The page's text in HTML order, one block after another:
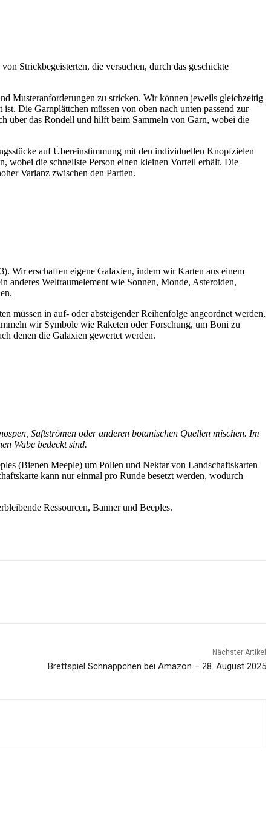
Strickbegeisterten, die versuchen, durch das geschickte
Musteranforderungen zu stricken. Wir können jeweils gleichzeitig
Die Garnplättchen müssen von oben nach unten passend zur
über das Rondell und hilft beim Sammeln von Garn, wobei die
auf Übereinstimmung mit den individuellen Knopfzielen
die schnellste Person einen kleinen Vorteil erhält. Die
Varianz zwischen den Partien.
Wir erschaffen eigene Galaxien, indem wir Karten aus einem
anderes Weltraumelement wie Sonnen, Monde, Asteroiden,
müssen in auf- oder absteigender Reihenfolge angeordnet werden,
wir Symbole wie Raketen oder Forschung, um Boni zu
denen die Galaxien gewertet werden.
Saftströmen oder anderen botanischen Quellen mischen. Im
Wabe bedeckt sind.
(Bienen Meeple) um Pollen und Nektar von Landschaftskarten
kann nur einmal pro Runde besetzt werden, wodurch
Ressourcen, Banner und Beeples.
Nächster Artikel
Brettspiel Schnäppchen bei Amazon – 28. August 2025